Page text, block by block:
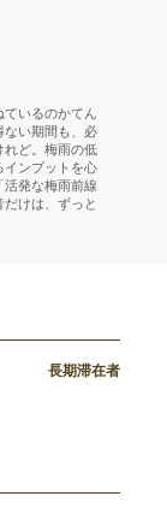
ているのかてん
ない期間も、必
れど。梅雨の低
インプットを心
活発な梅雨前線
けは、ずっと
長期滞在者